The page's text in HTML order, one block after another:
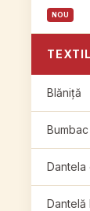
Blăniță
Bumbac
Dantela
Dantelă